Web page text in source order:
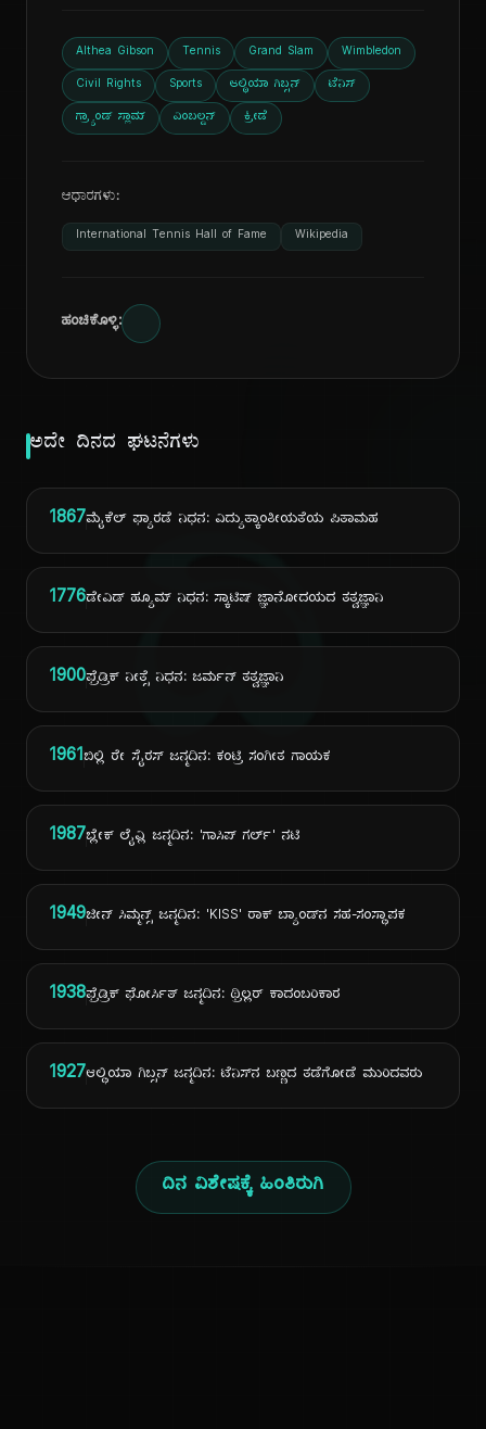
ದಿ
Althea Gibson Tennis Grand Slam Wimbledon
Civil Rights Sports ಆಲ್ಥಿಯಾ ಗಿಬ್ಸನ್ ಟೆನಿಸ್
ಗ್ರ್ಯಾಂಡ್ ಸ್ಲಾಮ್ ವಿಂಬಲ್ಡನ್ ಕ್ರೀಡೆ
ಆಧಾರಗಳು:
International Tennis Hall of Fame Wikipedia
ಹಂಚಿಕೊಳ್ಳಿ:
ಅದೇ ದಿನದ ಘಟನೆಗಳು
1867ಮೈಕೆಲ್ ಫ್ಯಾರಡೆ ನಿಧನ: ವಿದ್ಯುತ್ಕಾಂತೀಯತೆಯ ಪಿತಾಮಹ
1776ಡೇವಿಡ್ ಹ್ಯೂಮ್ ನಿಧನ: ಸ್ಕಾಟಿಷ್ ಜ್ಞಾನೋದಯದ ತತ್ವಜ್ಞಾನಿ
1900ಫ್ರೆಡ್ರಿಕ್ ನೀತ್ಸೆ ನಿಧನ: ಜರ್ಮನ್ ತತ್ವಜ್ಞಾನಿ
1961ಬಿಲ್ಲಿ ರೇ ಸೈರಸ್ ಜನ್ಮದಿನ: ಕಂಟ್ರಿ ಸಂಗೀತ ಗಾಯಕ
1987ಬ್ಲೇಕ್ ಲೈವ್ಲಿ ಜನ್ಮದಿನ: 'ಗಾಸಿಪ್ ಗರ್ಲ್' ನಟಿ
1949ಜೀನ್ ಸಿಮ್ಮನ್ಸ್ ಜನ್ಮದಿನ: 'KISS' ರಾಕ್ ಬ್ಯಾಂಡ್‌ನ ಸಹ-ಸಂಸ್ಥಾಪಕ
1938ಫ್ರೆಡ್ರಿಕ್ ಫೋರ್ಸಿತ್ ಜನ್ಮದಿನ: ಥ್ರಿಲ್ಲರ್ ಕಾದಂಬರಿಕಾರ
1927ಆಲ್ಥಿಯಾ ಗಿಬ್ಸನ್ ಜನ್ಮದಿನ: ಟೆನಿಸ್‌ನ ಬಣ್ಣದ ತಡೆಗೋಡೆ ಮುರಿದವರು
ದಿನ ವಿಶೇಷಕ್ಕೆ ಹಿಂತಿರುಗಿ